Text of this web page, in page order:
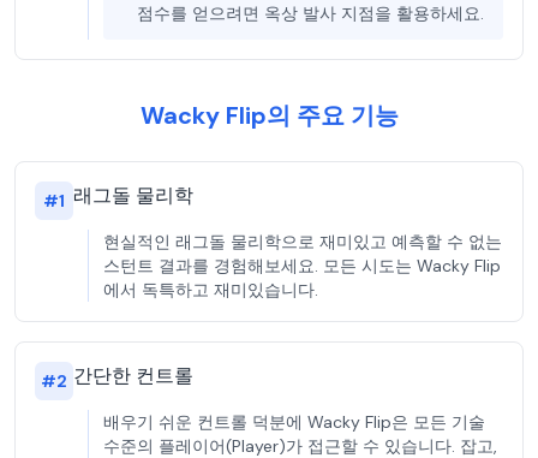
점수를 얻으려면 옥상 발사 지점을 활용하세요.
Wacky Flip의 주요 기능
#1 래그돌 물리학
현실적인 래그돌 물리학으로 재미있고 예측할 수 없는
스턴트 결과를 경험해보세요. 모든 시도는 Wacky Flip
에서 독특하고 재미있습니다.
#2 간단한 컨트롤
배우기 쉬운 컨트롤 덕분에 Wacky Flip은 모든 기술
수준의 플레이어(Player)가 접근할 수 있습니다. 잡고,